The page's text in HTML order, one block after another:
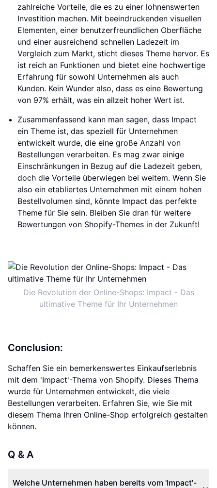
zahlreiche Vorteile, die es zu einer lohnenswerten
Investition machen. Mit beeindruckenden visuellen
Elementen, einer benutzerfreundlichen Oberfläche
und einer ausreichend schnellen Ladezeit im
Vergleich zum Markt, sticht dieses Theme hervor. Es
ist reich an Funktionen und bietet eine hochwertige
Erfahrung für sowohl Unternehmen als auch
Kunden. Kein Wunder also, dass es eine Bewertung
von 97% erhält, was ein allzeit hoher Wert ist.
Zusammenfassend kann man sagen, dass Impact
ein Theme ist, das speziell für Unternehmen
entwickelt wurde, die eine große Anzahl von
Bestellungen verarbeiten. Es mag zwar einige
Einschränkungen in Bezug auf die Ladezeit geben,
doch die Vorteile überwiegen bei weitem. Wenn Sie
also ein etabliertes Unternehmen mit einem hohen
Bestellvolumen sind, könnte Impact das perfekte
Theme für Sie sein. Bleiben Sie dran für weitere
Bewertungen von Shopify-Themes in der Zukunft!
Die Revolution der Online-Shops: Impact - Das
ultimative Theme für Ihr Unternehmen
Conclusion:
Schaffen Sie ein bemerkenswertes Einkaufserlebnis
mit dem 'Impact'-Thema von Shopify. Dieses Thema
wurde für Unternehmen entwickelt, die viele
Bestellungen verarbeiten. Erfahren Sie, wie Sie mit
diesem Thema Ihren Online-Shop erfolgreich gestalten
können.
Q & A
Welche Unternehmen haben bereits vom 'Impact'-